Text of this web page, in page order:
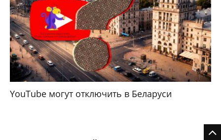
YouTube могут отключить в Беларуси